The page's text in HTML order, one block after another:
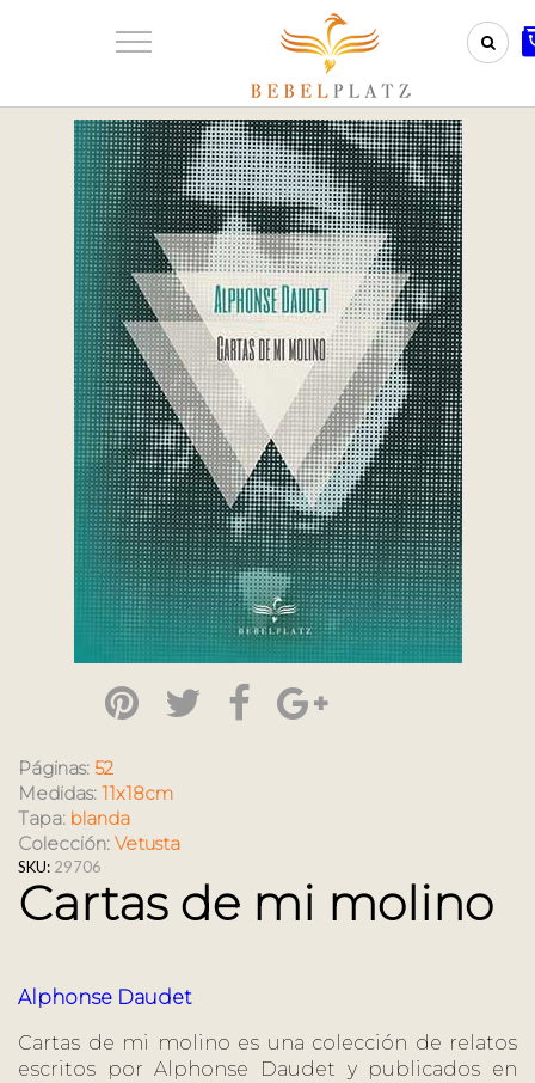
Páginas: 52
Medidas: 11x18cm
Tapa: blanda
Colección: Vetusta
SKU: 29706
Cartas de mi molino
Alphonse Daudet
Cartas de mi molino es una colección de relatos
escritos por Alphonse Daudet y publicados en